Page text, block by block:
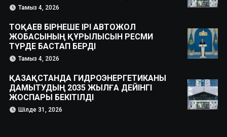
Тамыз 4, 2026
ТОҚАЕВ БІРНЕШЕ ІРІ АВТОЖОЛ
ЖОБАСЫНЫҢ ҚҰРЫЛЫСЫН РЕСМИ
ТҮРДЕ БАСТАП БЕРДІ
Тамыз 4, 2026
ҚАЗАҚСТАНДА ГИДРОЭНЕРГЕТИКАНЫ
ДАМЫТУДЫҢ 2035 ЖЫЛҒА ДЕЙІНГІ
ЖОСПАРЫ БЕКІТІЛДІ
Шілде 31, 2026